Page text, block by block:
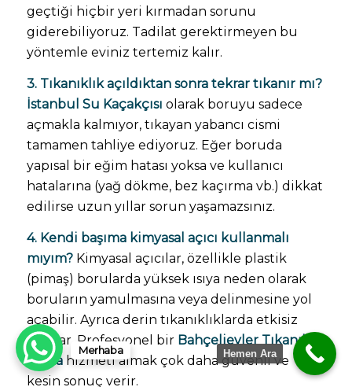
geçtiği hiçbir yeri kırmadan sorunu
giderebiliyoruz. Tadilat gerektirmeyen bu
yöntemle eviniz tertemiz kalır.
3. Tıkanıklık açıldıktan sonra tekrar tıkanır mı?
İstanbul Su Kaçakçısı olarak boruyu sadece
açmakla kalmıyor, tıkayan yabancı cismi
tamamen tahliye ediyoruz. Eğer boruda
yapısal bir eğim hatası yoksa ve kullanıcı
hatalarına (yağ dökme, bez kaçırma vb.) dikkat
edilirse uzun yıllar sorun yaşamazsınız.
4. Kendi başıma kimyasal açıcı kullanmalı
mıyım?Kimyasal açıcılar, özellikle plastik
(pimaş) borularda yüksek ısıya neden olarak
boruların yamulmasına veya delinmesine yol
açabilir. Ayrıca derin tıkanıklıklarda etkisiz
kalırlar. Profesyonel bir Bahçelievler Tıkanıklık
Açmahizmeti almak çok daha güvenli ve
kesin sonuç verir.
Merhaba Hemen Ara